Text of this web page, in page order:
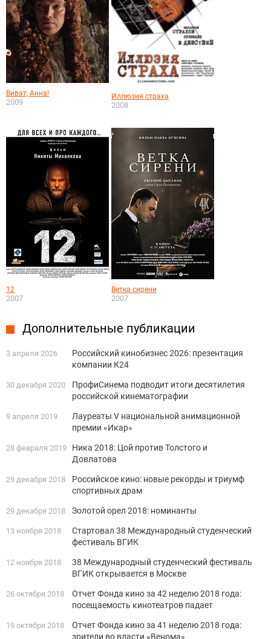
Виват, Анна!
2009
Иллюзия страха
2008
12
2007
Ветка сирени
2007
Дополнительные публикации
3 апреля 2026
Российский кинобизнес 2026: презентация
компании К24
30 декабря 2020
ПрофиСинема подводит итоги десятилетия
российской кинематографии
9 апреля 2019
Лауреаты V национальной анимационной
премии «Икар»
28 февраля 2019
Ника 2018: Цой против Толстого и
Довлатова
29 декабря 2018
Российское кино: новые рекорды и триумф
спортивных драм
29 декабря 2018 Золотой орел 2018: номинанты
13 ноября 2018
Стартовал 38 Международный студенческий
фестиваль ВГИК
12 ноября 2018
38 Международный студенческий фестиваль
ВГИК открывается в Москве
26 октября 2018
Отчет Фонда кино за 42 неделю 2018 года:
посещаемость кинотеатров падает
19 октября 2018
Отчет Фонда кино за 41 неделю 2018 года:
зрители во власти «Венома»